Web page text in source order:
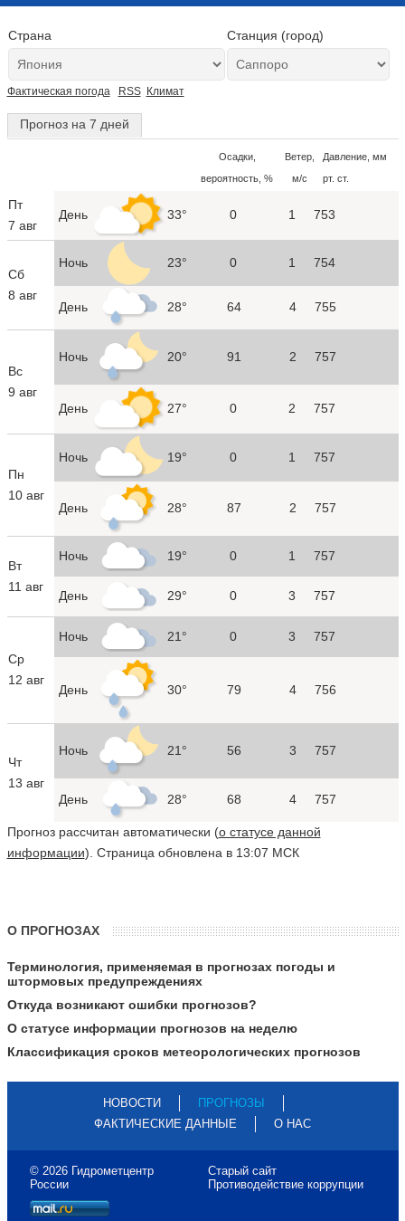
Страна Станция (город)
Фактическая погода RSS Климат
Прогноз на 7 дней
Осадки,
вероятность, %
Ветер,
м/с
Давление, мм
рт. ст.
Пт
7 авг
День 33° 0 1 753
Сб
8 авг
Ночь 23° 0 1 754
День 28° 64 4 755
Вс
9 авг
Ночь 20° 91 2 757
День 27° 0 2 757
Пн
10 авг
Ночь 19° 0 1 757
День 28° 87 2 757
Вт
11 авг
Ночь 19° 0 1 757
День 29° 0 3 757
Ср
12 авг
Ночь 21° 0 3 757
День 30° 79 4 756
Чт
13 авг
Ночь 21° 56 3 757
День 28° 68 4 757
Прогноз рассчитан автоматически (о статусе данной
информации). Страница обновлена в 13:07 МСК
О ПРОГНОЗАХ
Терминология, применяемая в прогнозах погоды и
штормовых предупреждениях
Откуда возникают ошибки прогнозов?
О статусе информации прогнозов на неделю
Классификация сроков метеорологических прогнозов
НОВОСТИ
ПРОГНОЗЫ
ФАКТИЧЕСКИЕ ДАННЫЕ
О НАС
© 2026 Гидрометцентр
России
Старый сайт
Противодействие коррупции